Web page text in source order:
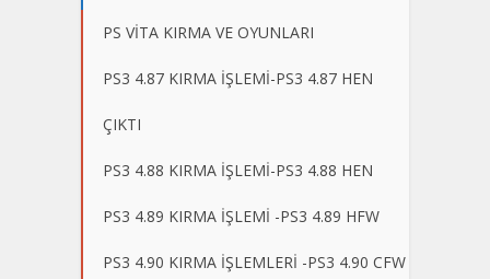
PS VİTA KIRMA VE OYUNLARI
PS3 4.87 KIRMA İŞLEMİ-PS3 4.87 HEN
ÇIKTI
PS3 4.88 KIRMA İŞLEMİ-PS3 4.88 HEN
PS3 4.89 KIRMA İŞLEMİ -PS3 4.89 HFW
PS3 4.90 KIRMA İŞLEMLERİ -PS3 4.90 CFW